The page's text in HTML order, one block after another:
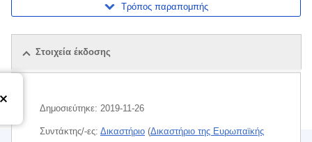
Τρόπος παραπομπής
Στοιχεία έκδοσης
Δημοσιεύτηκε: 2019-11-26
Συντάκτης/-ες: Δικαστήριο (Δικαστήριο της Ευρωπαϊκής